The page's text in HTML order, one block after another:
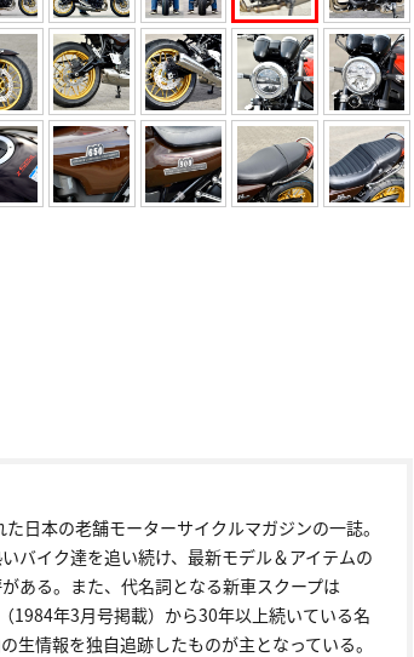
日本の老舗モーターサイクルマガジンの一誌。
バイク達を追い続け、最新モデル＆アイテムの
ある。また、代名詞となる新車スクープは
1984年3月号掲載）から30年以上続いている名
生情報を独自追跡したものが主となっている。